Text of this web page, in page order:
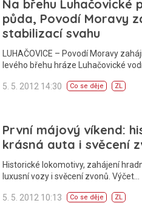
Na břehu Luhačovické
půda, Povodí Moravy
stabilizací svahu
LUHAČOVICE – Povodí Moravy
levého břehu hráze Luhačovické
5. 5. 2012 14:30 Co se děje ZL
První májový víkend:
krásná auta i svěcení
Historické lokomotivy, zahájení
luxusní vozy i svěcení zvonů. Výčet…
5. 5. 2012 10:13 Co se děje ZL